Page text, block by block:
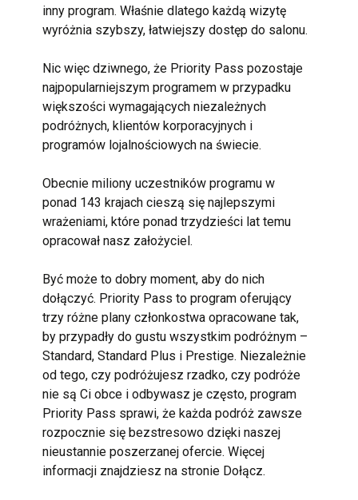
inny program. Właśnie dlatego każdą wizytę
wyróżnia szybszy, łatwiejszy dostęp do salonu.
Nic więc dziwnego, że Priority Pass pozostaje
najpopularniejszym programem w przypadku
większości wymagających niezależnych
podróżnych, klientów korporacyjnych i
programów lojalnościowych na świecie.
Obecnie miliony uczestników programu w
ponad 143 krajach cieszą się najlepszymi
wrażeniami, które ponad trzydzieści lat temu
opracował nasz założyciel.
Być może to dobry moment, aby do nich
dołączyć. Priority Pass to program oferujący
trzy różne plany członkostwa opracowane tak,
by przypadły do gustu wszystkim podróżnym –
Standard, Standard Plus i Prestige. Niezależnie
od tego, czy podróżujesz rzadko, czy podróże
nie są Ci obce i odbywasz je często, program
Priority Pass sprawi, że każda podróż zawsze
rozpocznie się bezstresowo dzięki naszej
nieustannie poszerzanej ofercie. Więcej
informacji znajdziesz na stronie Dołącz.